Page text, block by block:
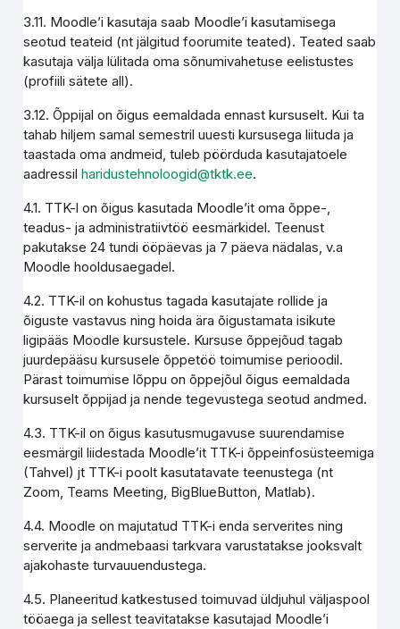
3.11. Moodle’i kasutaja saab Moodle’i kasutamisega
seotud teateid (nt jälgitud foorumite teated). Teated saab
kasutaja välja lülitada oma sõnumivahetuse eelistustes
(profiili sätete all).
3.12. Õppijal on õigus eemaldada ennast kursuselt. Kui ta
tahab hiljem samal semestril uuesti kursusega liituda ja
taastada oma andmeid, tuleb pöörduda kasutajatoele
aadressilharidustehnoloogid@tktk.ee.
4.1. TTK-l on õigus kasutada Moodle’it oma õppe-,
teadus- ja administratiivtöö eesmärkidel. Teenust
pakutakse 24 tundi ööpäevas ja 7 päeva nädalas, v.a
Moodle hooldusaegadel.
4.2. TTK-il on kohustus tagada kasutajate rollide ja
õiguste vastavus ning hoida ära õigustamata isikute
ligipääs Moodle kursustele. Kursuse õppejõud tagab
juurdepääsu kursusele õppetöö toimumise perioodil.
Pärast toimumise lõppu on õppejõul õigus eemaldada
kursuselt õppijad ja nende tegevustega seotud andmed.
4.3. TTK-il on õigus kasutusmugavuse suurendamise
eesmärgil liidestada Moodle’it TTK-i õppeinfosüsteemiga
(Tahvel) jt TTK-i poolt kasutatavate teenustega (nt
Zoom, Teams Meeting, BigBlueButton, Matlab).
4.4. Moodle on majutatud TTK-i enda serverites ning
serverite ja andmebaasi tarkvara varustatakse jooksvalt
ajakohaste turvauuendustega.
4.5. Planeeritud katkestused toimuvad üldjuhul väljaspool
tööaega ja sellest teavitatakse kasutajad Moodle’i